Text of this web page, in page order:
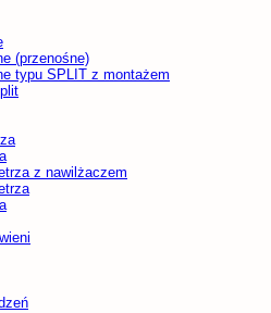
(przenośne)
typu SPLIT z montażem
z nawilżaczem